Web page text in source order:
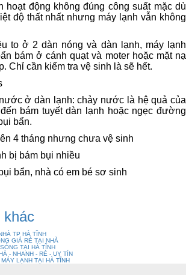
hàng
toán
hoạt động không đúng công suất mặc dù
độ thất nhất nhưng máy lạnh vẫn không
to ở 2 dàn nóng và dàn lạnh, máy lạnh
bám ở cánh quạt và moter hoặc mặt nạ
Chỉ cần kiểm tra vệ sinh là sẽ hết.
ở dàn lạnh: chảy nước là hệ quả của
bám tuyết dàn lạnh hoặc ngẹc đường
bẩn.
4 tháng nhưng chưa vệ sinh
bị bám bụi nhiều
bẩn, nhà có em bé sơ sinh
khác
TP HÀ TĨNH
GIÁ RẺ TẠI NHÀ
TẠI HÀ TĨNH
- NHANH - RẺ - UY TÍN
LẠNH TẠI HÀ TĨNH